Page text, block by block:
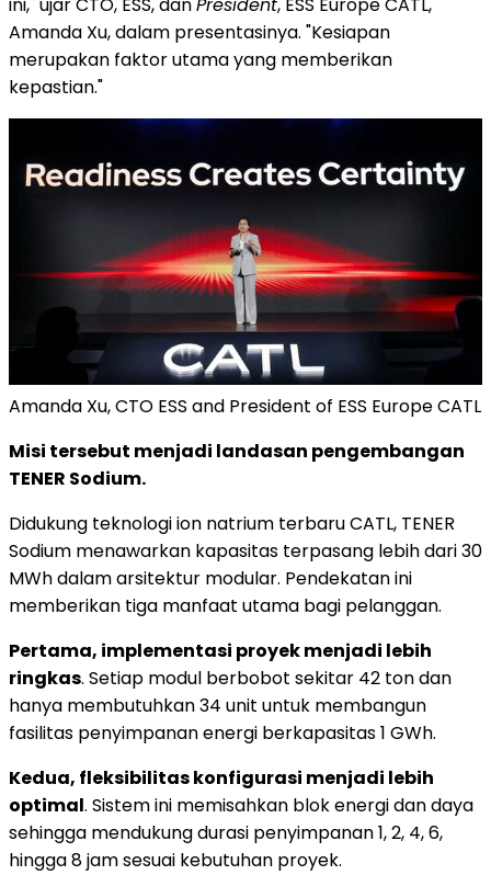
Amanda Xu, dalam presentasinya. "Kesiapan
merupakan faktor utama yang memberikan
kepastian."
Amanda Xu, CTO ESS and President of ESS Europe CATL
Misi tersebut menjadi landasan pengembangan
TENER Sodium.
Didukung teknologi ion natrium terbaru CATL, TENER
Sodium menawarkan kapasitas terpasang lebih dari 30
MWh dalam arsitektur modular. Pendekatan ini
memberikan tiga manfaat utama bagi pelanggan.
Pertama, implementasi proyek menjadi lebih
ringkas. Setiap modul berbobot sekitar 42 ton dan
hanya membutuhkan 34 unit untuk membangun
fasilitas penyimpanan energi berkapasitas 1 GWh.
Kedua, fleksibilitas konfigurasi menjadi lebih
optimal. Sistem ini memisahkan blok energi dan daya
sehingga mendukung durasi penyimpanan 1, 2, 4, 6,
hingga 8 jam sesuai kebutuhan proyek.